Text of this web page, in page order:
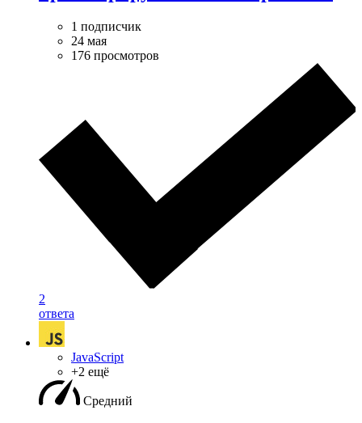
1 подписчик
24 мая
176 просмотров
2
ответа
JavaScript
+2 ещё
Средний